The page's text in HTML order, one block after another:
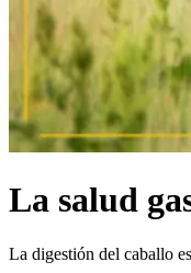
La salud
La digestión del caballo